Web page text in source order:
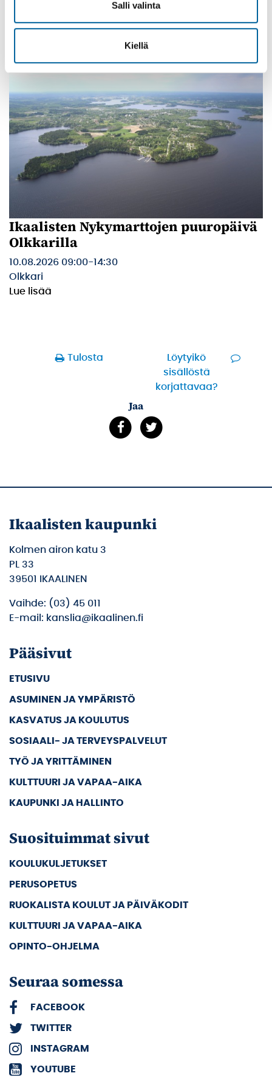
Salli valinta
Kiellä
Poltinkosken lava, Leppäsjärventie 285, Ikaalinen
Lue lisää
Ikaalisten Nykymarttojen puuropäivä
Olkkarilla
10.08.2026 09:00-14:30
Olkkari
Lue lisää
Tulosta
Löytyikö
sisällöstä
korjattavaa?
Jaa
Ikaalisten kaupunki
Kolmen airon katu 3
PL 33
39501 IKAALINEN
Vaihde: (03) 45 011
E-mail: kanslia@ikaalinen.fi
Pääsivut
ETUSIVU
ASUMINEN JA YMPÄRISTÖ
KASVATUS JA KOULUTUS
SOSIAALI- JA TERVEYSPALVELUT
TYÖ JA YRITTÄMINEN
KULTTUURI JA VAPAA-AIKA
KAUPUNKI JA HALLINTO
Suosituimmat sivut
KOULUKULJETUKSET
PERUSOPETUS
RUOKALISTA KOULUT JA PÄIVÄKODIT
KULTTUURI JA VAPAA-AIKA
OPINTO-OHJELMA
Seuraa somessa
FACEBOOK
TWITTER
INSTAGRAM
YOUTUBE